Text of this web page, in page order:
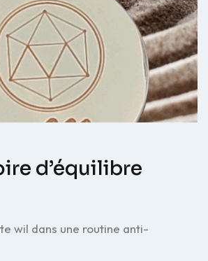
d’équilibre
wil dans une routine anti-